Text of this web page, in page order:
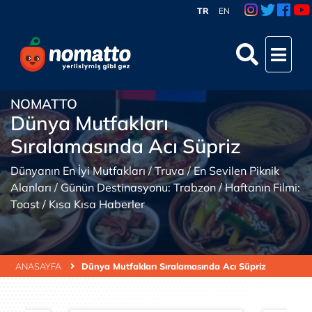
TR EN
ANASAYFA Dünya Mutfakları Sıralamasında Acı Süpriz
NOMATTO
Dünya Mutfakları
Sıralamasında Acı Süpriz
Dünyanın En İyi Mutfakları / Truva / En Sevilen Piknik
Alanları / Günün Destinasyonu: Trabzon / Haftanın Filmi:
Toast / Kısa Kısa Haberler